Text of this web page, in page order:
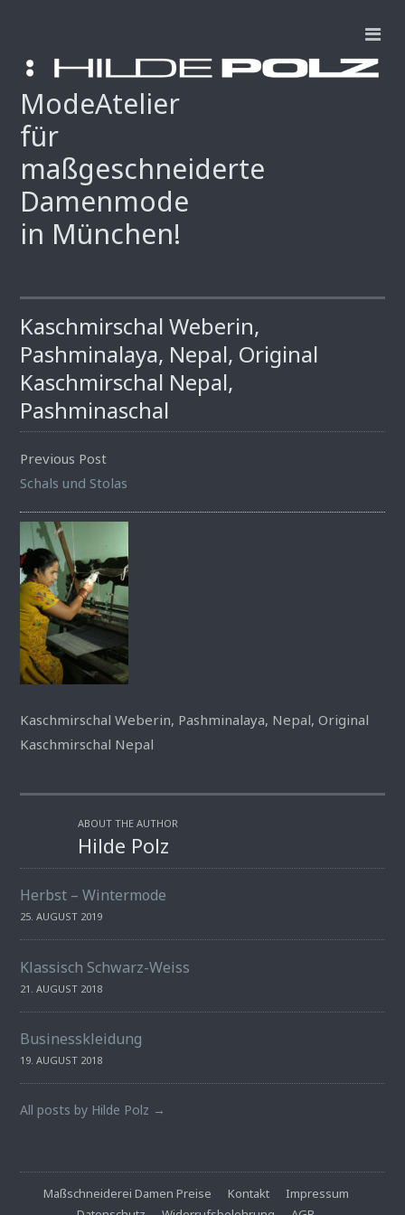
ModeAtelier
für
maßgeschneiderte
Damenmode
in München!
Kaschmirschal Weberin,
Pashminalaya, Nepal, Original
Kaschmirschal Nepal,
Pashminaschal
Previous Post
Schals und Stolas
Kaschmirschal Weberin, Pashminalaya, Nepal, Original
Kaschmirschal Nepal
ABOUT THE AUTHOR
Hilde Polz
Herbst – Wintermode
25. AUGUST 2019
Klassisch Schwarz-Weiss
21. AUGUST 2018
Businesskleidung
19. AUGUST 2018
All posts by Hilde Polz →
Maßschneiderei Damen Preise Kontakt
Impressum